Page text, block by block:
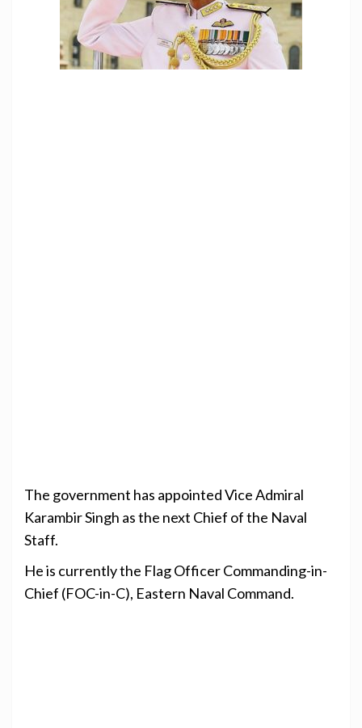
The government has appointed Vice Admiral
Karambir Singh as the next Chief of the Naval
Staff.
He is currently the Flag Officer Commanding-in-
Chief (FOC-in-C), Eastern Naval Command.